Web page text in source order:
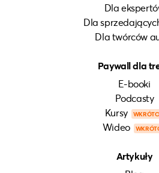
Dla
Dla
Dla twórców
Paywall dla
E-booki
Podcasty
Kursy
Wideo
Artykuły